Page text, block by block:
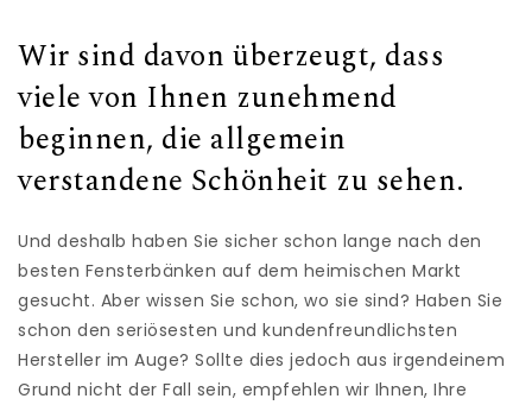
Wir sind davon überzeugt, dass
viele von Ihnen zunehmend
beginnen, die allgemein
verstandene Schönheit zu sehen.
Und deshalb haben Sie sicher schon lange nach den
besten Fensterbänken auf dem heimischen Markt
gesucht. Aber wissen Sie schon, wo sie sind? Haben Sie
schon den seriösesten und kundenfreundlichsten
Hersteller im Auge? Sollte dies jedoch aus irgendeinem
Grund nicht der Fall sein, empfehlen wir Ihnen, Ihre